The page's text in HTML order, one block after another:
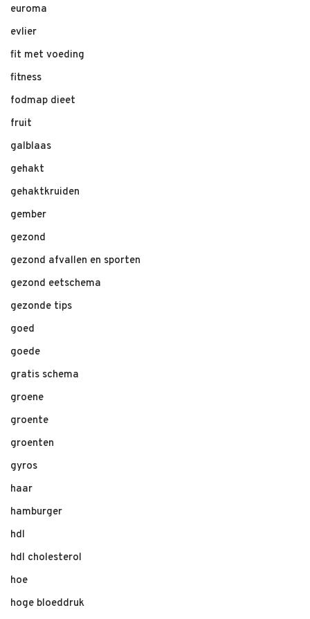
euroma
evlier
fit met voeding
fitness
fodmap dieet
fruit
galblaas
gehakt
gehaktkruiden
gember
gezond
gezond afvallen en sporten
gezond eetschema
gezonde tips
goed
goede
gratis schema
groene
groente
groenten
gyros
haar
hamburger
hdl
hdl cholesterol
hoe
hoge bloeddruk